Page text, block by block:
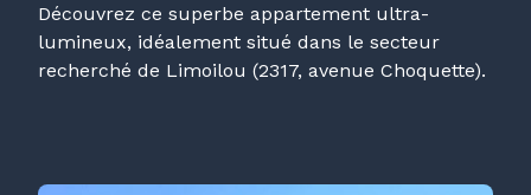
Découvrez ce superbe appartement ultra-
lumineux, idéalement situé dans le secteur
recherché de Limoilou (2317, avenue Choquette).